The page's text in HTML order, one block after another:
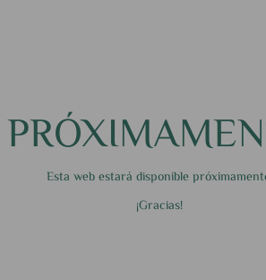
Esta web estará disponible
¡Gracias!